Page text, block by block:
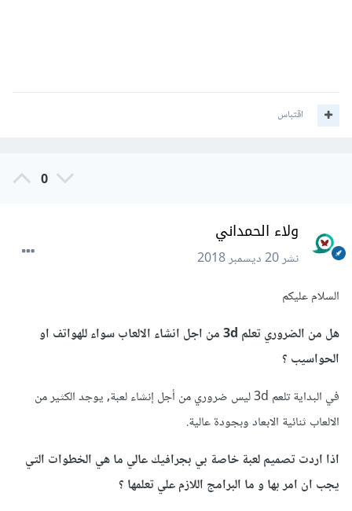
اقتباس
0
ولاء الحمداني
نشر20 ديسمبر 2018
السلام عليكم
هل من الضروري تعلم 3d من اجل انشاء الالعاب سواء للهواتف او
الحواسيب ؟
في البداية تلعم 3d ليس ضروري من أجل إنشاء لعبة, يوجد الكثير من
الالعاب ثنائية الابعاد وبجودة عالية.
اذا اردت تصميم لعبة خاصة بي بجرافيك عالي ما هي الخطوات التي
يجب ان امر بها و ما البرامج اللازم علي تعلمها ؟